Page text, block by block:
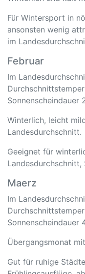
Für Wintersport in
ansonsten wenig
im
Februar
Im
Sonnenscheindauer
Winterlich, leicht
Landesdurchschnitt.
Geeignet für
Maerz
Im
Sonnenscheindauer
Übergangsmonat
Gut für ruhige